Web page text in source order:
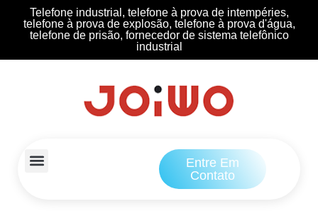
Telefone industrial, telefone à prova de intempéries,
telefone à prova de explosão, telefone à prova d'água,
telefone de prisão, fornecedor de sistema telefônico
industrial
Entre Em
Contato